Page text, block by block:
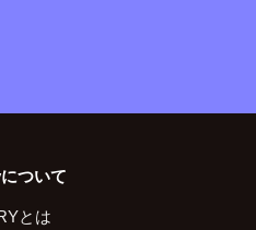
ついて
とは